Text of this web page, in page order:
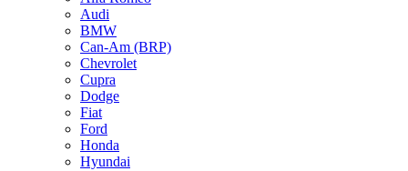
Audi
BMW
Can-Am (BRP)
Chevrolet
Cupra
Dodge
Fiat
Ford
Honda
Hyundai